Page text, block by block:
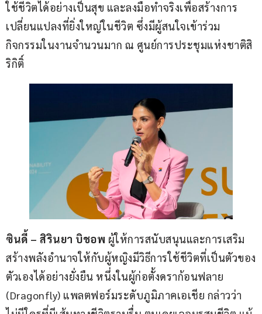
ใช้ชีวิตได้อย่างเป็นสุข และลงมือทำจริงเพื่อสร้างการ
เปลี่ยนแปลงที่ยิ่งใหญ่ในชีวิต ซึ่งมีผู้สนใจเข้าร่วม
กิจกรรมในงานจำนวนมาก ณ ศูนย์การประชุมแห่งชาติสิ
ริกิติ์
ซินดี้ – สิรินยา บิชอพ ผู้ให้การสนับสนุนและการเสริม
สร้างพลังอำนาจให้กับผู้หญิงมีวิธีการใช้ชีวิตที่เป็นตัวของ
ตัวเองได้อย่างยั่งยืน หนึ่งในผู้ก่อตั้งดราก้อนฟลาย
(Dragonfly) แพลตฟอร์มระดับภูมิภาคเอเชีย กล่าวว่า